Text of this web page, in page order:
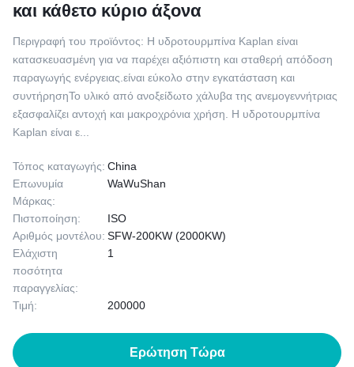
και κάθετο κύριο άξονα
Περιγραφή του προϊόντος: Η υδροτουρμπίνα Kaplan είναι
κατασκευασμένη για να παρέχει αξιόπιστη και σταθερή απόδοση
παραγωγής ενέργειας.είναι εύκολο στην εγκατάσταση και
συντήρησηΤο υλικό από ανοξείδωτο χάλυβα της ανεμογεννήτριας
εξασφαλίζει αντοχή και μακροχρόνια χρήση. Η υδροτουρμπίνα
Kaplan είναι ε...
Τόπος καταγωγής: China
Επωνυμία
Μάρκας:
WaWuShan
Πιστοποίηση:
ISO
Αριθμός μοντέλου: SFW-200KW (2000KW)
Ελάχιστη
ποσότητα
παραγγελίας:
1
Τιμή: 200000
Ερώτηση Τώρα